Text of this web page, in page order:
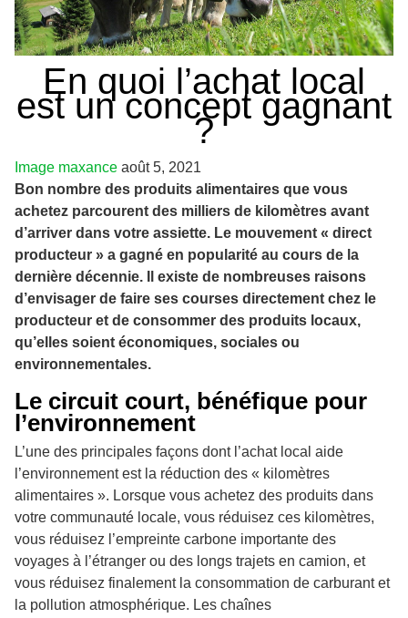
En quoi l’achat local
est un concept gagnant
?
Image maxance août 5, 2021
Bon nombre des produits alimentaires que vous
achetez parcourent des milliers de kilomètres avant
d’arriver dans votre assiette. Le mouvement « direct
producteur » a gagné en popularité au cours de la
dernière décennie. Il existe de nombreuses raisons
d’envisager de faire ses courses directement chez le
producteur et de consommer des produits locaux,
qu’elles soient économiques, sociales ou
environnementales.
Le circuit court, bénéfique pour
l’environnement
L’une des principales façons dont l’achat local aide
l’environnement est la réduction des « kilomètres
alimentaires ». Lorsque vous achetez des produits dans
votre communauté locale, vous réduisez ces kilomètres,
vous réduisez l’empreinte carbone importante des
voyages à l’étranger ou des longs trajets en camion, et
vous réduisez finalement la consommation de carburant et
la pollution atmosphérique. Les chaînes